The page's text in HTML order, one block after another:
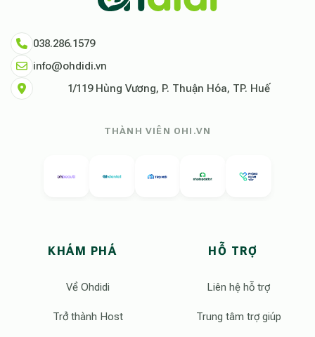
038.286.1579
info@ohdidi.vn
1/119 Hùng Vương, P. Thuận Hóa, TP. Huế
THÀNH VIÊN OHI.VN
KHÁM PHÁ
Về Ohdidi
Trở thành Host
HỖ TRỢ
Liên hệ hỗ trợ
Trung tâm trợ giúp